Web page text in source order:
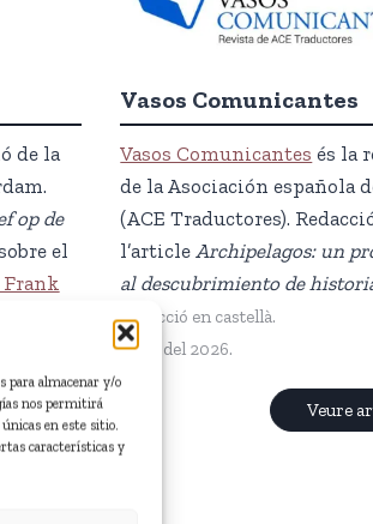
para almacenar y/o
nos permitirá
en este sitio.
características y
de la
op de
el
Vasos Comunicantes
Vasos Comunicantes és la
de la Asociación española
(ACE Traductores).
l’article Archipelagos: un
al descubrimiento de
Redacció en castellà.
Abril del 2026.
Veure